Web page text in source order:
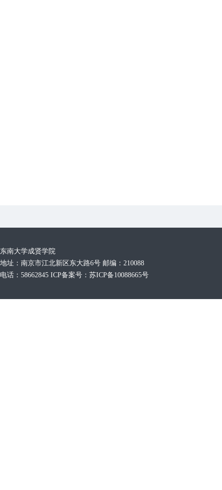
东南大学成贤学院
地址：南京市江北新区东大路6号 邮编：210088
电话：58662845 ICP备案号：苏ICP备10088665号